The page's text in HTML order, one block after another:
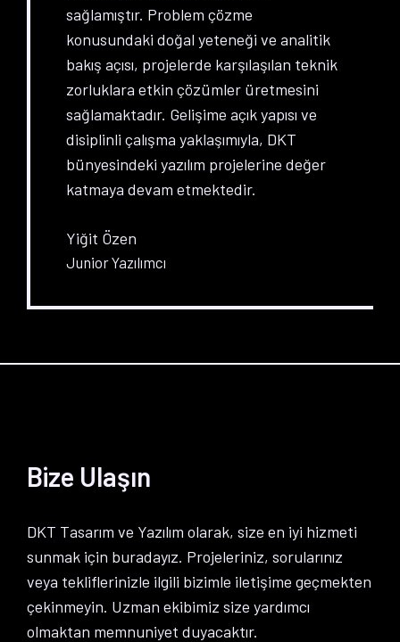
sağlamıştır. Problem çözme
konusundaki doğal yeteneği ve analitik
bakış açısı, projelerde karşılaşılan teknik
zorluklara etkin çözümler üretmesini
sağlamaktadır. Gelişime açık yapısı ve
disiplinli çalışma yaklaşımıyla, DKT
bünyesindeki yazılım projelerine değer
katmaya devam etmektedir.
Yiğit Özen
Junior Yazılımcı
Bize Ulaşın
DKT Tasarım ve Yazılım olarak, size en iyi hizmeti
sunmak için buradayız. Projeleriniz, sorularınız
veya tekliflerinizle ilgili bizimle iletişime geçmekten
çekinmeyin. Uzman ekibimiz size yardımcı
olmaktan memnuniyet duyacaktır.